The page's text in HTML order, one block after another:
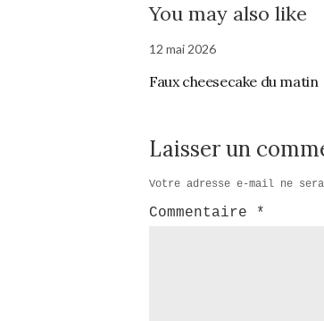
You may also like
12 mai 2026
Faux cheesecake du matin
Laisser un
Votre adresse e-mail ne
Commentaire *